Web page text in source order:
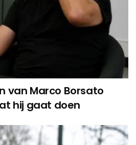
van Marco Borsato
hij gaat doen